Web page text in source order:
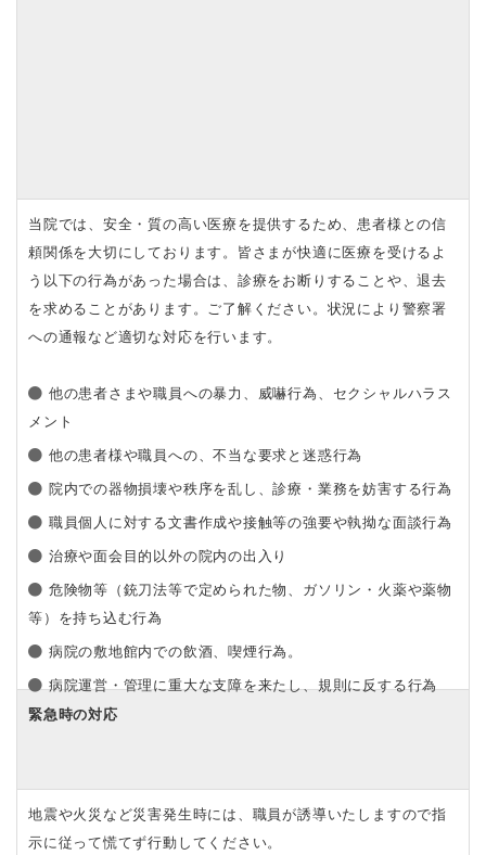
当院では、安全・質の高い医療を提供するため、患者様との信
頼関係を大切にしております。皆さまが快適に医療を受けるよ
う以下の行為があった場合は、診療をお断りすることや、退去
を求めることがあります。ご了解ください。状況により警察署
への通報など適切な対応を行います。
他の患者さまや職員への暴力、威嚇行為、セクシャルハラス
メント
他の患者様や職員への、不当な要求と迷惑行為
院内での器物損壊や秩序を乱し、診療・業務を妨害する行為
職員個人に対する文書作成や接触等の強要や執拗な面談行為
治療や面会目的以外の院内の出入り
危険物等（銃刀法等で定められた物、ガソリン・火薬や薬物
等）を持ち込む行為
病院の敷地館内での飲酒、喫煙行為。
病院運営・管理に重大な支障を来たし、規則に反する行為
緊急時の対応
地震や火災など災害発生時には、職員が誘導いたしますので指
示に従って慌てず行動してください。